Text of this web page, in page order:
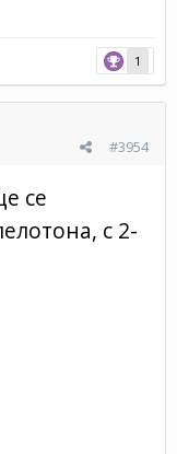
1
#3954
се
с 2-